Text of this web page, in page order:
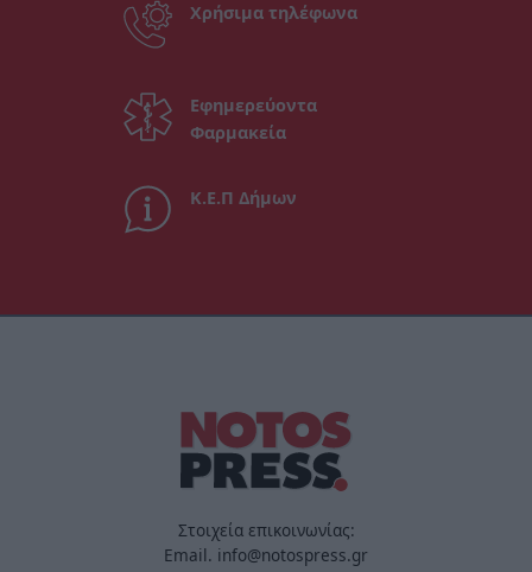
Χρήσιμα τηλέφωνα
Εφημερεύοντα
Φαρμακεία
Κ.Ε.Π Δήμων
Στοιχεία επικοινωνίας:
Email. info@notospress.gr